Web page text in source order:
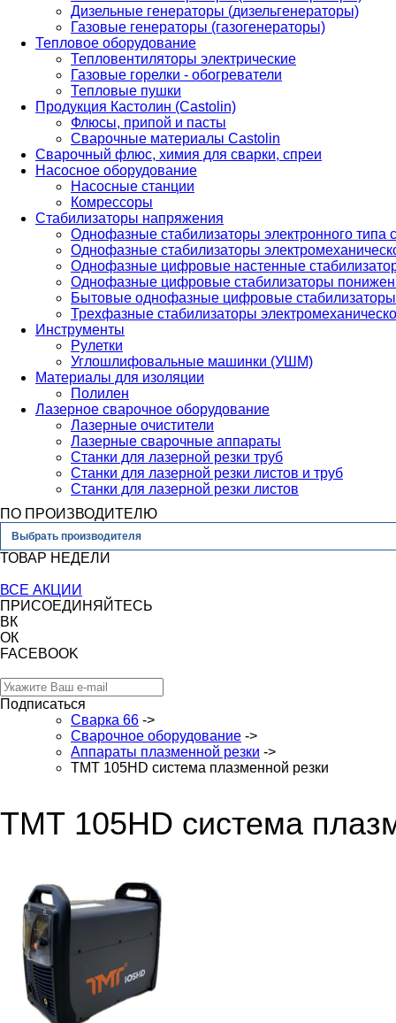
Дизельные генераторы (дизельгенераторы)
Газовые генераторы (газогенераторы)
Тепловое оборудование
Тепловентиляторы электрические
Газовые горелки - обогреватели
Тепловые пушки
Продукция Кастолин (Castolin)
Флюсы, припой и пасты
Сварочные материалы Castolin
Сварочный флюс, химия для сварки, спреи
Насосное оборудование
Насосные станции
Комрессоры
Стабилизаторы напряжения
Однофазные стабилизаторы электронного
Однофазные стабилизаторы
Однофазные цифровые настенные
Однофазные цифровые стабилизаторы
Бытовые однофазные цифровые стабилизаторы
Трехфазные стабилизаторы
Инструменты
Рулетки
Углошлифовальные машинки (УШМ)
Материалы для изоляции
Полилен
Лазерное сварочное оборудование
Лазерные очистители
Лазерные сварочные аппараты
Станки для лазерной резки труб
Станки для лазерной резки листов и труб
Станки для лазерной резки листов
ПО ПРОИЗВОДИТЕЛЮ
Выбрать производителя
ТОВАР НЕДЕЛИ
ВСЕ АКЦИИ
ПРИСОЕДИНЯЙТЕСЬ
ВК
ОК
FACEBOOK
Подписаться
Сварка 66 ->
Сварочное оборудование ->
Аппараты плазменной резки ->
ТМТ 105HD система плазменной резки
ТМТ 105HD система